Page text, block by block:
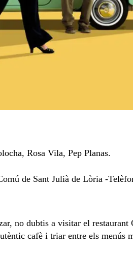
Rosa Vila, Pep Planas.
de Sant Julià de Lòria -
no dubtis a visitar el
cafè i triar entre els menús